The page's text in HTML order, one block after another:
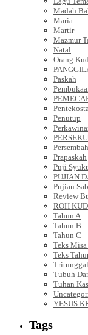
Madah
Maria
Martir
Mazmur
Natal
Orang
Paskah
Pentekosta
Penutup
Prapaskah
Puji
PUJIAN
Pujian
Review
ROH
Tahun A
Tahun B
Tahun C
Teks
Teks
Tritunggal
Tubuh
Tuhan
YESUS
Tags